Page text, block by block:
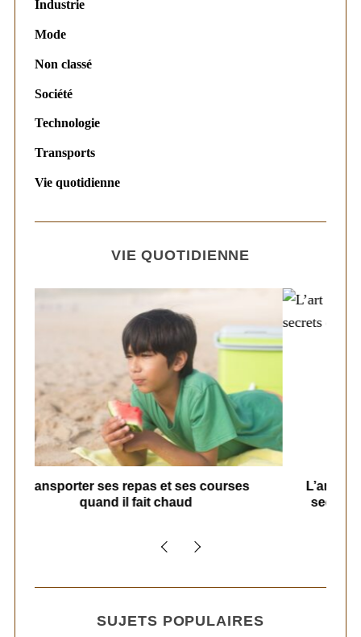
Industrie
Mode
Non classé
Société
Technologie
Transports
Vie quotidienne
VIE QUOTIDIENNE
L’art d’organiser le ménage à la maison :
secrets et stratégies pour un quotidien
SUJETS POPULAIRES